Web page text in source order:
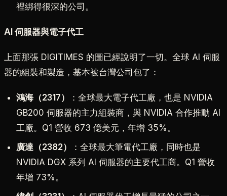
裡綁得很深的公司。
AI 伺服器與電子代工
上面那張 DIGITIMES 的圖已經說明了一切。全球 AI 伺服
器的組裝和製造，基本被台灣公司包了：
鴻海（2317）
：全球最大電子代工廠，也是 NVIDIA
GB200 伺服器的主力組裝商，與 NVIDIA 合作推動 AI
工廠。Q1 營收 673 億美元，年增 35%。
廣達（2382）
：全球最大筆電代工廠，同時也是
NVIDIA DGX 系列 AI 伺服器的主要代工商。Q1 營收
年增 73%。